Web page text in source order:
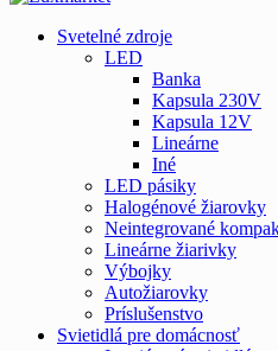
Svetelné zdroje
LED
Banka
Kapsula 230V
Kapsula 12V
Lineárne
Iné
LED pásiky
Halogénové žiarovky
Neintegrované
Lineárne žiarivky
Výbojky
Autožiarovky
Príslušenstvo
Svietidlá pre domácnosť